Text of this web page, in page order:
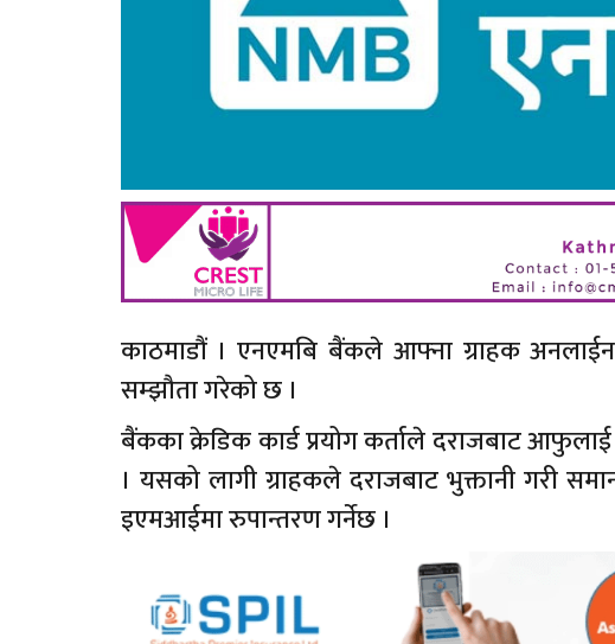
काठमाडौं । एनएमबि बैंकले आफ्ना ग्राहक अनलाईन
सम्झौता गरेको छ ।
बैंकका क्रेडिक कार्ड प्रयोग कर्ताले दराजबाट
। यसको लागी ग्राहकले दराजबाट भुक्तानी गरी
इएमआईमा रुपान्तरण गर्नेछ ।